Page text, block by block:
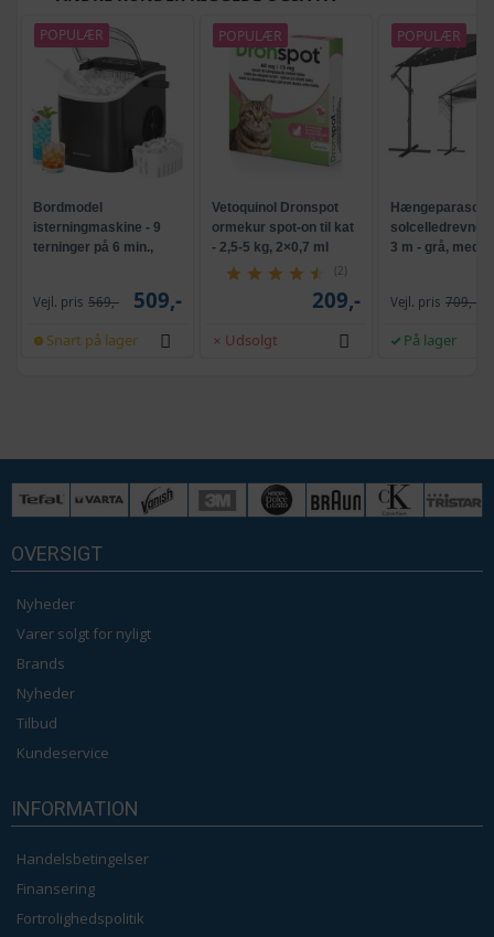
POPULÆR
Bordmodel
isterningmaskine - 9
terninger på 6 min.,
Vejl. pris 569,- 509,-
Snart på lager
POPULÆR
Vetoquinol Dronspot
ormekur spot-on til kat
- 2,5-5 kg, 2×0,7 ml
(2)
209,-
Udsolgt
POPULÆR
Hængeparasols
solcelledrevne
3 m - grå, med
Vejl. pris 709,-
På lager
OVERSIGT
Nyheder
Varer solgt for nyligt
Brands
Nyheder
Tilbud
Kundeservice
INFORMATION
Handelsbetingelser
Finansering
Fortrolighedspolitik